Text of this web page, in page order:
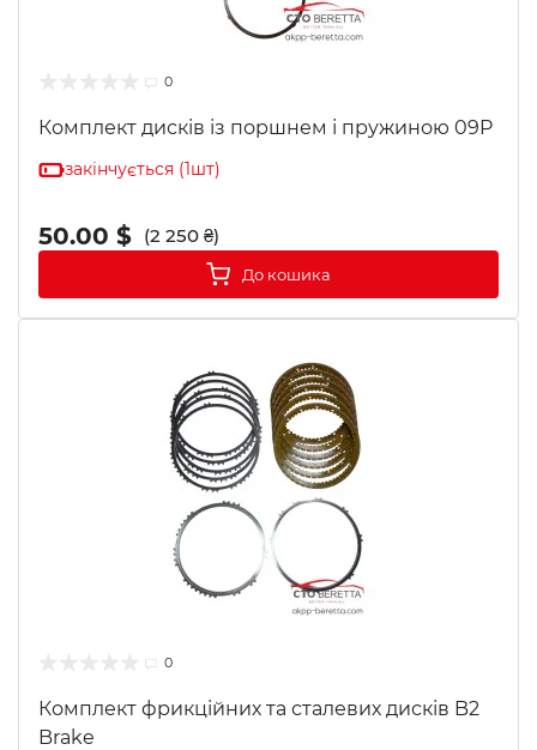
0
Комплект дисків із поршнем і пружиною 09P
закінчується (1шт)
50.00 $ (2 250 ₴)
До кошика
0
Комплект фрикційних та сталевих дисків B2
Brake